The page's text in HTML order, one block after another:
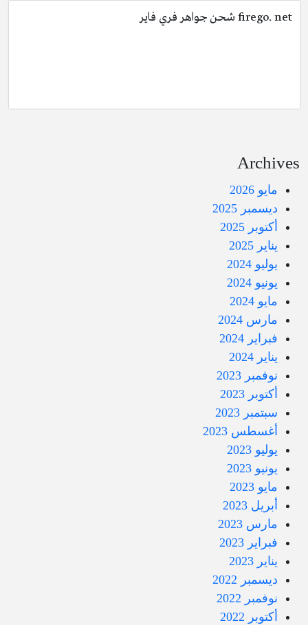
firego. net شحن جواهر فري فاير
Archives
مايو 2026
ديسمبر 2025
أكتوبر 2025
يناير 2025
يوليو 2024
يونيو 2024
مايو 2024
مارس 2024
فبراير 2024
يناير 2024
نوفمبر 2023
أكتوبر 2023
سبتمبر 2023
أغسطس 2023
يوليو 2023
يونيو 2023
مايو 2023
أبريل 2023
مارس 2023
فبراير 2023
يناير 2023
ديسمبر 2022
نوفمبر 2022
أكتوبر 2022